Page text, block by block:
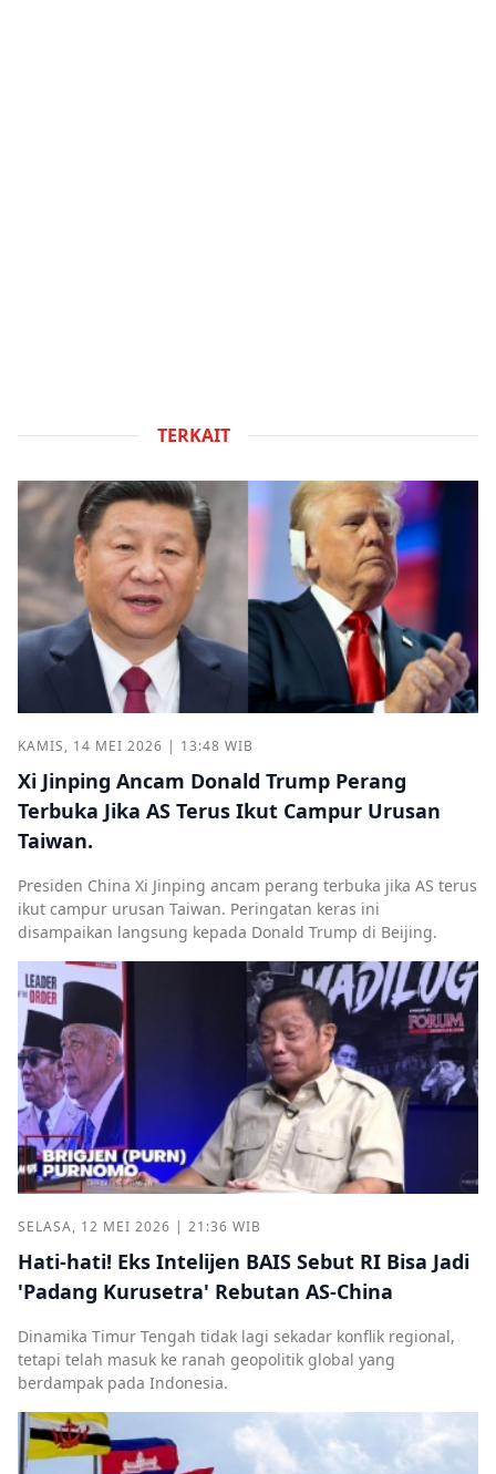
TERKAIT
KAMIS, 14 MEI 2026 | 13:48 WIB
Xi Jinping Ancam Donald Trump Perang
Terbuka Jika AS Terus Ikut Campur Urusan
Taiwan.
Presiden China Xi Jinping ancam perang terbuka jika AS terus
ikut campur urusan Taiwan. Peringatan keras ini
disampaikan langsung kepada Donald Trump di Beijing.
SELASA, 12 MEI 2026 | 21:36 WIB
Hati-hati! Eks Intelijen BAIS Sebut RI Bisa Jadi
'Padang Kurusetra' Rebutan AS-China
Dinamika Timur Tengah tidak lagi sekadar konflik regional,
tetapi telah masuk ke ranah geopolitik global yang
berdampak pada Indonesia.